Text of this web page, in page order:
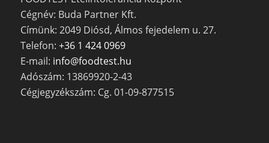
Cégnév: Buda Partner Kft.
Címünk: 2049 Diósd, Álmos fejedelem u. 27.
Telefon: +36 1 424 0969
E-mail: info@foodtest.hu
Adószám: 13869920-2-43
Cégjegyzékszám: Cg. 01-09-877515